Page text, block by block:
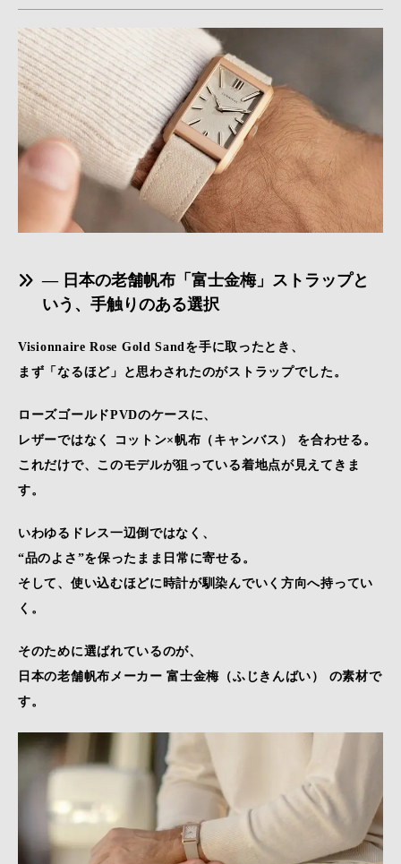
― 日本の老舗帆布「富士金梅」ストラップと
いう、手触りのある選択
Visionnaire Rose Gold Sandを手に取ったとき、
まず「なるほど」と思わされたのがストラップでした。
ローズゴールドPVDのケースに、
レザーではなく コットン×帆布（キャンバス） を合わせる。
これだけで、このモデルが狙っている着地点が見えてきま
す。
いわゆるドレス一辺倒ではなく、
“品のよさ”を保ったまま日常に寄せる。
そして、使い込むほどに時計が馴染んでいく方向へ持ってい
く。
そのために選ばれているのが、
日本の老舗帆布メーカー 富士金梅（ふじきんばい） の素材で
す。